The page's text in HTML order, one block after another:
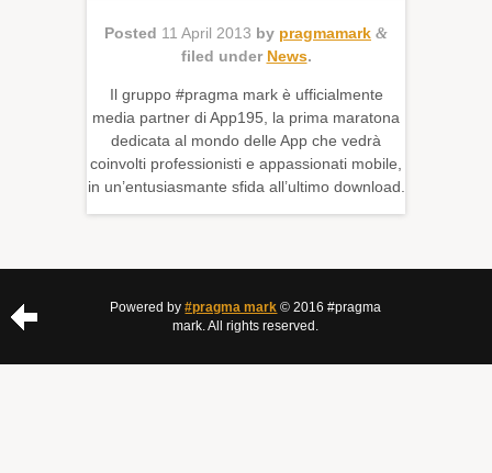
Posted 11 April 2013 by pragmamark &
filed under News.
Il gruppo #pragma mark è ufficialmente
media partner di App195, la prima maratona
dedicata al mondo delle App che vedrà
coinvolti professionisti e appassionati mobile,
in un’entusiasmante sfida all’ultimo download.
Powered by#pragma mark © 2016 #pragma
mark. All rights reserved.